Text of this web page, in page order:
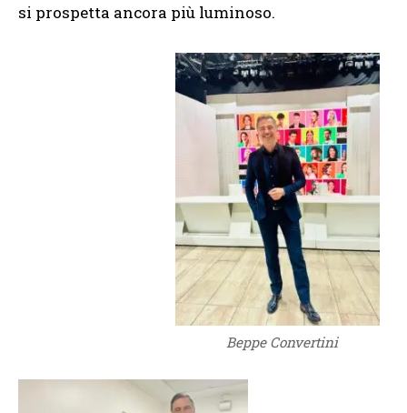
si prospetta ancora più luminoso.
Beppe Convertini